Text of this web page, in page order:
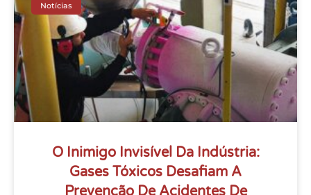
Notícias
O Inimigo Invisível Da Indústria:
Gases Tóxicos Desafiam A
Prevenção De Acidentes De